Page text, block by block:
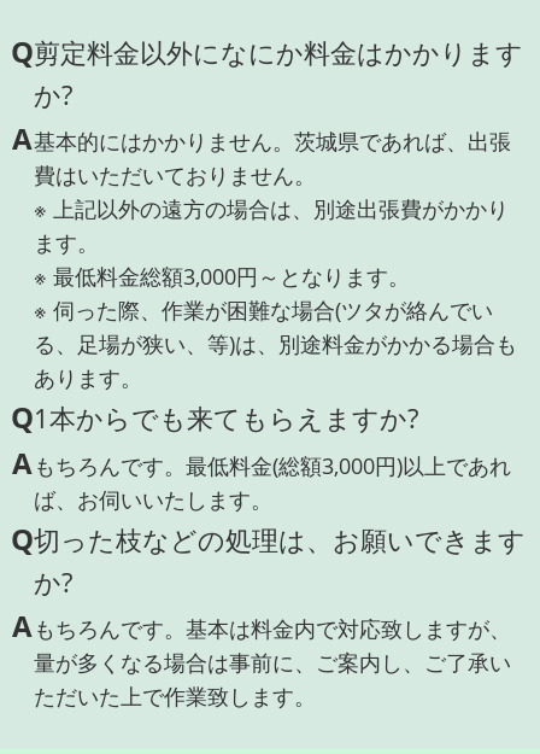
Q剪定料金以外になにか料金はかかります
か?
A基本的にはかかりません。茨城県であれば、出張
費はいただいておりません。
※ 上記以外の遠方の場合は、別途出張費がかかり
ます。
※ 最低料金総額3,000円～となります。
※ 伺った際、作業が困難な場合(ツタが絡んでい
る、足場が狭い、等)は、別途料金がかかる場合も
あります。
Q1本からでも来てもらえますか?
Aもちろんです。最低料金(総額3,000円)以上であれ
ば、お伺いいたします。
Q切った枝などの処理は、お願いできます
か?
Aもちろんです。基本は料金内で対応致しますが、
量が多くなる場合は事前に、ご案内し、ご了承い
ただいた上で作業致します。